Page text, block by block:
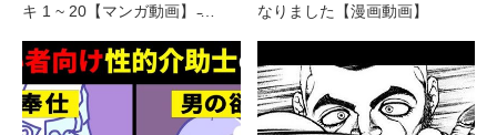
キ 1 ~ 20【マンガ動画】 ̵…
なりました【漫画動画】